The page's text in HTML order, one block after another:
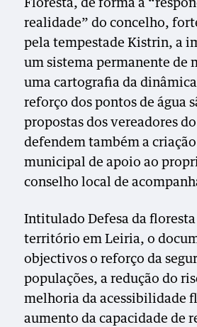
Floresta, de forma a
realidade” do concelho,
pela tempestade Kistrin, a
um sistema permanente de
uma cartografia da
reforço dos pontos de água
propostas dos vereadores do
defendem também a
municipal de apoio ao
conselho local de
Intitulado Defesa da
território em Leiria, o
objectivos o reforço da
populações, a redução do
melhoria da acessibilidade
aumento da capacidade de